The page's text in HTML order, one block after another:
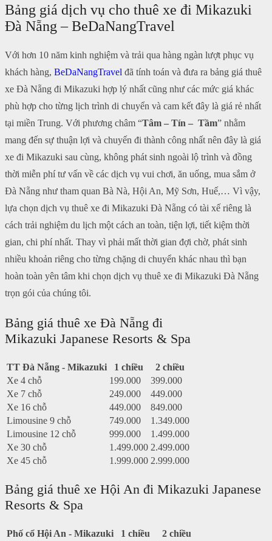
Bảng giá dịch vụ cho thuê xe đi Mikazuki
Đà Nẵng – BeDaNangTravel
Với hơn 10 năm kinh nghiệm và trải qua hàng ngàn lượt phục vụ
khách hàng, BeDaNangTravel đã tính toán và đưa ra bảng giá thuê
xe Đà Nẵng đi Mikazuki hợp lý nhất cũng như các mức giá khác
phù hợp cho từng lịch trình di chuyển và cam kết đây là giá rẻ nhất
tại miền Trung. Với phương châm “Tâm – Tín – Tầm” nhằm
mang đến sự thuận lợi và chuyến đi thành công nhất nên đây là giá
xe đi Mikazuki sau cùng, không phát sinh ngoài lộ trình và đồng
thời miễn phí tư vấn về các dịch vụ vui chơi, ăn uống, mua sắm ở
Đà Nẵng như tham quan Bà Nà, Hội An, Mỹ Sơn, Huế,… Vì vậy,
lựa chọn dịch vụ thuê xe đi Mikazuki Đà Nẵng có tài xế riêng là
cách trải nghiệm du lịch một cách an toàn, tiện lợi, tiết kiệm thời
gian, chi phí nhất. Thay vì phải mất thời gian đợi chờ, phát sinh
nhiều khoản riêng cho từng chặng di chuyển khác nhau thì bạn
hoàn toàn yên tâm khi chọn dịch vụ thuê xe đi Mikazuki Đà Nẵng
trọn gói của chúng tôi.
Bảng giá thuê xe Đà Nẵng đi
Mikazuki Japanese Resorts & Spa
TT Đà Nẵng - Mikazuki 1 chiều
2 chiều
Xe 4 chỗ
199.000
399.000
Xe 7 chỗ
249.000
449.000
Xe 16 chỗ
449.000
849.000
Limousine 9 chỗ
749.000
1.349.000
Limousine 12 chỗ
999.000
1.499.000
Xe 30 chỗ
1.499.000 2.499.000
Xe 45 chỗ
1.999.000 2.999.000
Bảng giá thuê xe Hội An đi Mikazuki Japanese
Resorts & Spa
Phố cổ Hội An - Mikazuki 1 chiều
2 chiều